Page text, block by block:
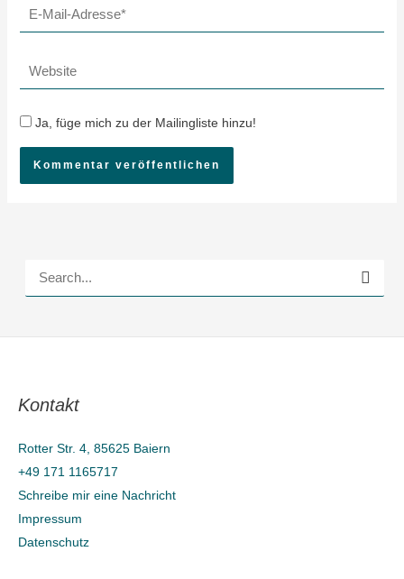
E-
Mail-
Website
Ja, füge mich zu der Mailingliste hinzu!
c
n
a
c
h
:
Kontakt
Rotter Str. 4, 85625 Baiern
+49 171 1165717
Schreibe mir eine Nachricht
Impressum
Datenschutz